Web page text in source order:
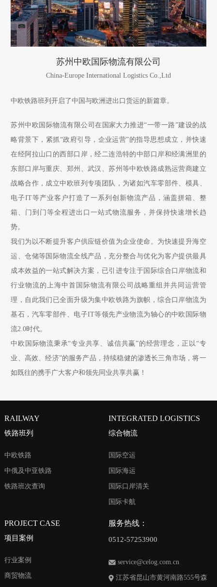
苏州中欧国际物流有限公司
China-Europe International Logistics Co.,Ltd
中欧铁路班列开启了中国与欧洲进出口货运的新篇章。
苏州中欧国际物流有限公司在国家大力推进“一带一路”建设的战
略背景下，紧抓“政府引导，企业运营”的指导思想成立，并快速
在经阿拉山口的西部口岸，经二连浩特的中部口岸和经满洲里的
东部口岸与重庆、郑州、武汉、苏州等中欧铁路成熟运营商建立
战略合作，成立中欧班列专项团队，为诸如汽车零部件、模具、
电子IT等产业客户打造了一系列创新物流产品，涵盖拼箱、整
箱、门到门等全程进出口一站式物流服务，并保持快速增长趋
势。
我们为以不断提升客户供应链价值为企业使命。为快速提升海空
运、仓储等国际物流全线产品，充分整合与优化为客户提供最具
成本效益的一站式解决方案，已引进专注于国际综合口岸物流和
行业物流的上海中首国际物流有限公司战略重组并共同运营管
理，自此我们已全面升级为集中欧铁路为旗帜，综合口岸物流为
基石，汽车零部件、电子IT等领先产业物流为轴心的中欧国际物
流2.0时代。
中欧国际物流秉承“专业共享、诚信共赢”的经营理念，正以“专
业、高效、经济”的服务产品，持续稳健的渗透长三角市场，将一
如既往的携手广大客户和领先同业共享共赢！
RAILWAY
铁路班列
中欧铁路
中俄及中亚铁路
铁路班次查询
INTEGRATED LOGISTICS
综合物流
国际空运
国际海运
国际口岸清关
国际卡航
PROJECT CASE
项目案例
行业案例
商贸物流
服务热线：
0512-57253900
service@celog.com.cn
江苏省昆山市黄河南路555号森